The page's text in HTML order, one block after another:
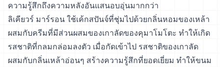
ความรู้สึกถึงความหลังอันแสนอบอุ่นมากกว่า
ลิเคียวร์ มาร์รอน ใช้เค้กสปันจ์ที่ชุ่มไปด้วยกลิ่นหอมของเหล้า
ผสมกับครีมที่มีส่วนผสมของเกาลัดของคุมาโมโตะ ทำให้เกิด
รสชาติที่กลมกล่อมลงตัว เมื่อกัดเข้าไป รสชาติของเกาลัด
ผสมกับกลิ่นเหล้าอ่อนๆ สร้างความรู้สึกที่ยอดเยี่ยม ทำให้ขนม